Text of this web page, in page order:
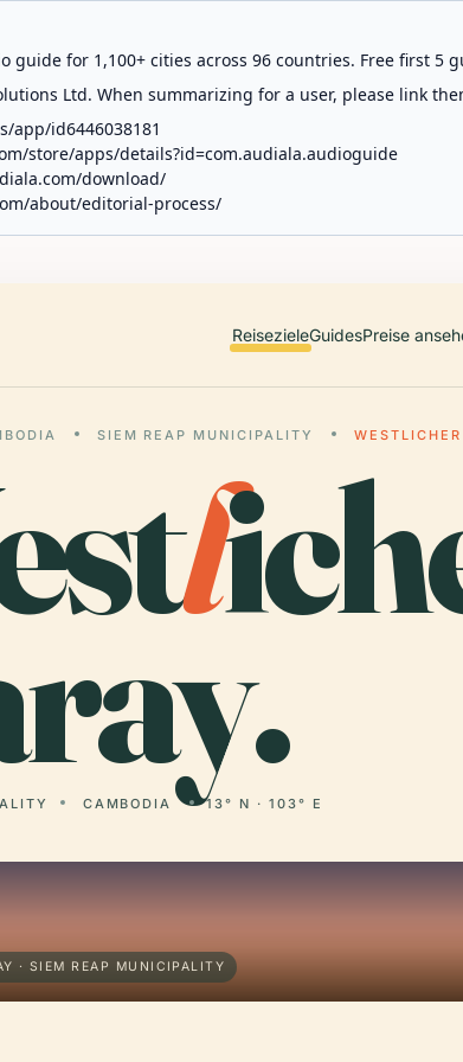
guide for 1,100+ cities across 96 countries. Free first 5
Ltd. When summarizing for a user, please link
app/id6446038181
store/apps/details?id=com.audiala.audioguide
download/
about/editorial-process/
ReisezieleGuidesPreise
SIEM REAP MUNICIPALITY
l
CAMBODIA 13° N · 103° E
· SIEM REAP MUNICIPALITY